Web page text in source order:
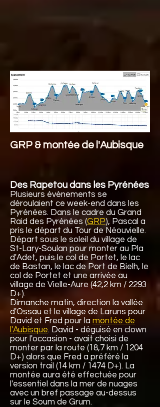
GRP & montée de l'Aubisque
Des Rapetou dans les Pyrénées
Plusieurs évènements se
déroulaient ce week-end dans les
Pyrénées. Dans le cadre du Grand
Raid des Pyrénées (GRP), Pascal a
pris le départ du Tour de Néouvielle.
Départ sous le soleil du village de
St-Lary-Soulan pour monter au Pla
d'Adet, puis le col de Portet, le lac
de Bastan, le lac de Port de Bielh, le
col de Portet et une arrivée au
village de Vielle-Aure (42,2 km / 2293
D+).
Dimanche matin, direction la vallée
d'Ossau et le village de Laruns pour
David et Fred pour la montée de
l'Aubisque. David - déguisé en clown
pour l'occasion - avait choisi de
monter par la route (18,7 km / 1204
D+) alors que Fred a préféré la
version trail (14 km / 1474 D+). La
montée aura été effectuée pour
l'essentiel dans la mer de nuages
avec un bref passage au-dessus
sur le Soum de Grum.